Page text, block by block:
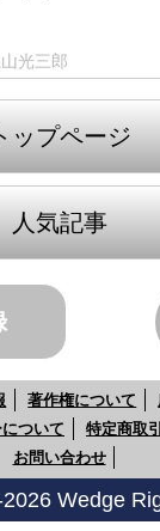
光三郎
ップページ
人気記事
著作権について
ついて
特定商取
お問い合わせ
Wedge